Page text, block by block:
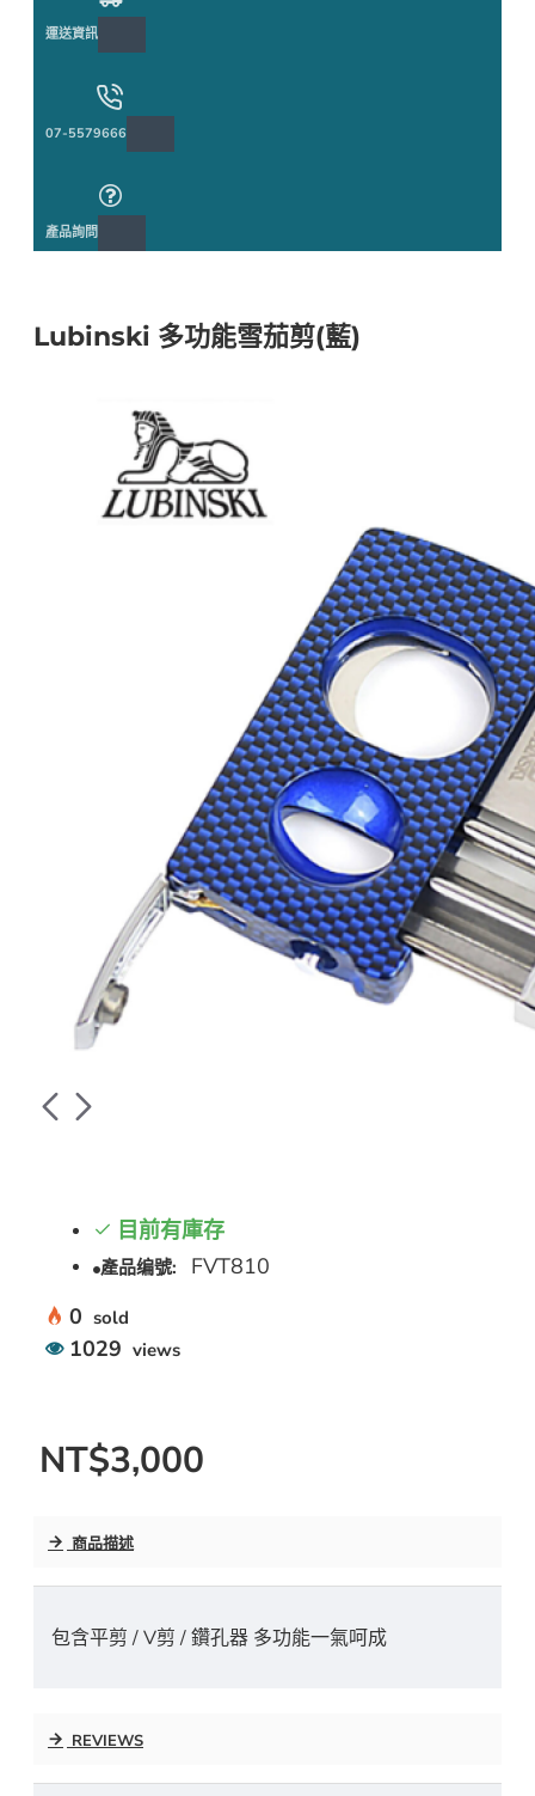
運送資訊
07-5579666
產品詢問
Lubinski 多功能雪茄剪(藍)
目前有庫存
產品编號:
FVT810
0 sold
1029 views
NT$3,000
商品描述
包含平剪 / V剪 / 鑽孔器 多功能一氣呵成
REVIEWS